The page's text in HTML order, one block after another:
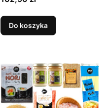
Do koszyka